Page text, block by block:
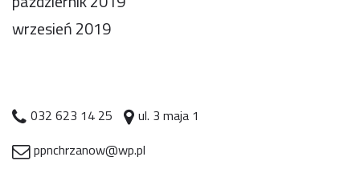
wrzesień 2019
032 623 14 25
ul. 3 maja 1
ppnchrzanow@wp.pl